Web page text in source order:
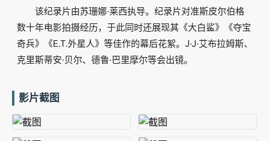
该纪录片由苏珊娜·莱西执导。纪录片对准斯皮尔伯格
数十年电影拍摄经历，于此同时还展现其《大白鲨》《夺宝
奇兵》《E.T.外星人》等佳作的幕后花絮。J·J·艾布拉姆斯、
克里斯蒂安·贝尔、德鲁·巴里摩尔等会出镜。
影片截图